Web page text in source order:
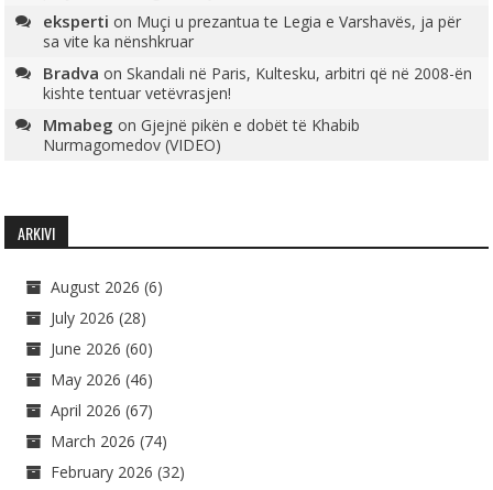
eksperti on Muçi u prezantua te Legia e Varshavës, ja për
sa vite ka nënshkruar
Bradva onSkandali në Paris, Kultesku, arbitri që në 2008-ën
kishte tentuar vetëvrasjen!
Mmabeg onGjejnë pikën e dobët të Khabib
Nurmagomedov (VIDEO)
ARKIVI
August 2026 (6)
July 2026 (28)
June 2026 (60)
May 2026 (46)
April 2026 (67)
March 2026 (74)
February 2026 (32)